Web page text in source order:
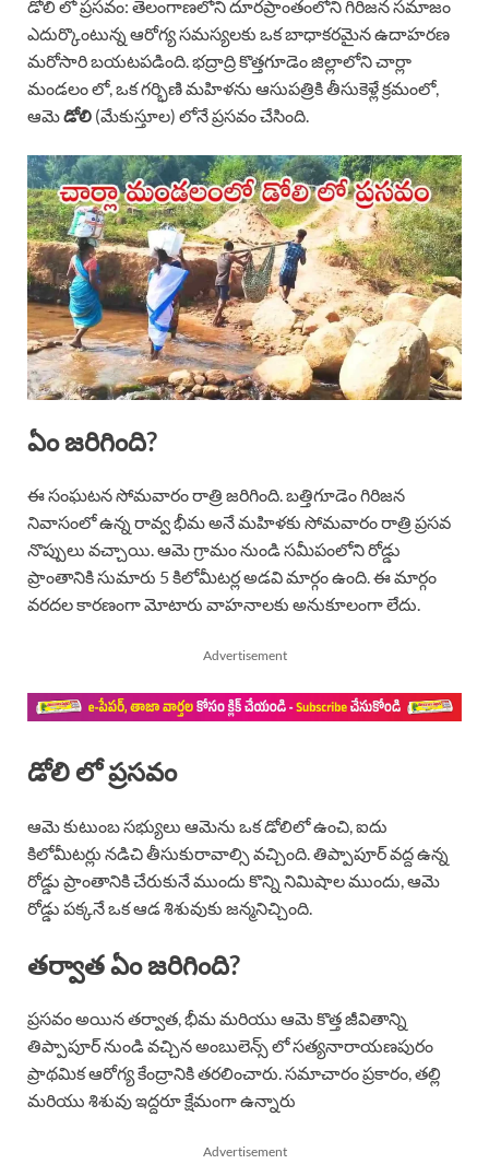
డోలి లో ప్రసవం: తెలంగాణలోని దూరప్రాంతంలోని గిరిజన సమాజం
ఎదుర్కొంటున్న ఆరోగ్య సమస్యలకు ఒక బాధాకరమైన ఉదాహరణ
మరోసారి బయటపడింది. భద్రాద్రి కొత్తగూడెం జిల్లాలోని చార్లా
మండలం లో, ఒక గర్భిణి మహిళను ఆసుపత్రికి తీసుకెళ్లే క్రమంలో,
ఆమెడోలి (మేకుస్తూల) లోనే ప్రసవం చేసింది.
ఏం జరిగింది?
ఈ సంఘటన సోమవారం రాత్రి జరిగింది. బత్తిగూడెం గిరిజన
నివాసంలో ఉన్న రావ్వ భీమ అనే మహిళకు సోమవారం రాత్రి ప్రసవ
నొప్పులు వచ్చాయి. ఆమె గ్రామం నుండి సమీపంలోని రోడ్డు
ప్రాంతానికి సుమారు 5 కిలోమీటర్ల అడవి మార్గం ఉంది. ఈ మార్గం
వరదల కారణంగా మోటారు వాహనాలకు అనుకూలంగా లేదు.
Advertisement
డోలి లో ప్రసవం
ఆమె కుటుంబ సభ్యులు ఆమెను ఒక డోలిలో ఉంచి, ఐదు
కిలోమీటర్లు నడిచి తీసుకురావాల్సి వచ్చింది. తిప్పాపూర్ వద్ద ఉన్న
రోడ్డు ప్రాంతానికి చేరుకునే ముందు కొన్ని నిమిషాల ముందు, ఆమె
రోడ్డు పక్కనే ఒక ఆడ శిశువుకు జన్మనిచ్చింది.
తర్వాత ఏం జరిగింది?
ప్రసవం అయిన తర్వాత, భీమ మరియు ఆమె కొత్త జీవితాన్ని
తిప్పాపూర్ నుండి వచ్చిన అంబులెన్స్ లో సత్యనారాయణపురం
ప్రాథమిక ఆరోగ్య కేంద్రానికి తరలించారు. సమాచారం ప్రకారం, తల్లి
మరియు శిశువు ఇద్దరూ క్షేమంగా ఉన్నారు
Advertisement